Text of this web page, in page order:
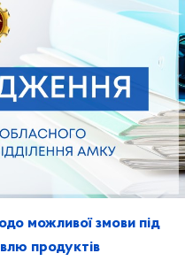
можливої змови під
продуктів